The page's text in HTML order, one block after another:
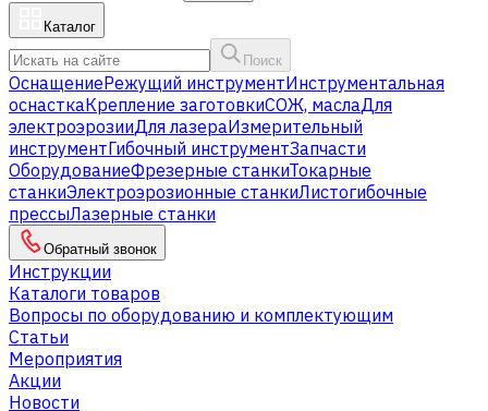
Каталог
Поиск
ОснащениеРежущий инструментИнструментальная
оснасткаКрепление заготовкиСОЖ, маслаДля
электроэрозииДля лазераИзмерительный
инструментГибочный инструментЗапчасти
ОборудованиеФрезерные станкиТокарные
станкиЭлектроэрозионные станкиЛистогибочные
прессыЛазерные станки
Обратный звонок
Инструкции
Каталоги товаров
Вопросы по оборудованию и комплектующим
Статьи
Мероприятия
Акции
Новости